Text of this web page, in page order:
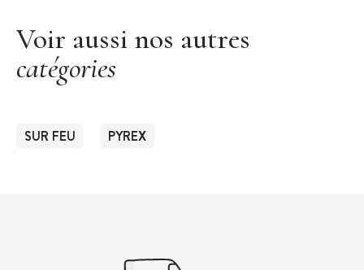
Voir aussi nos autres
catégories
SUR FEU PYREX